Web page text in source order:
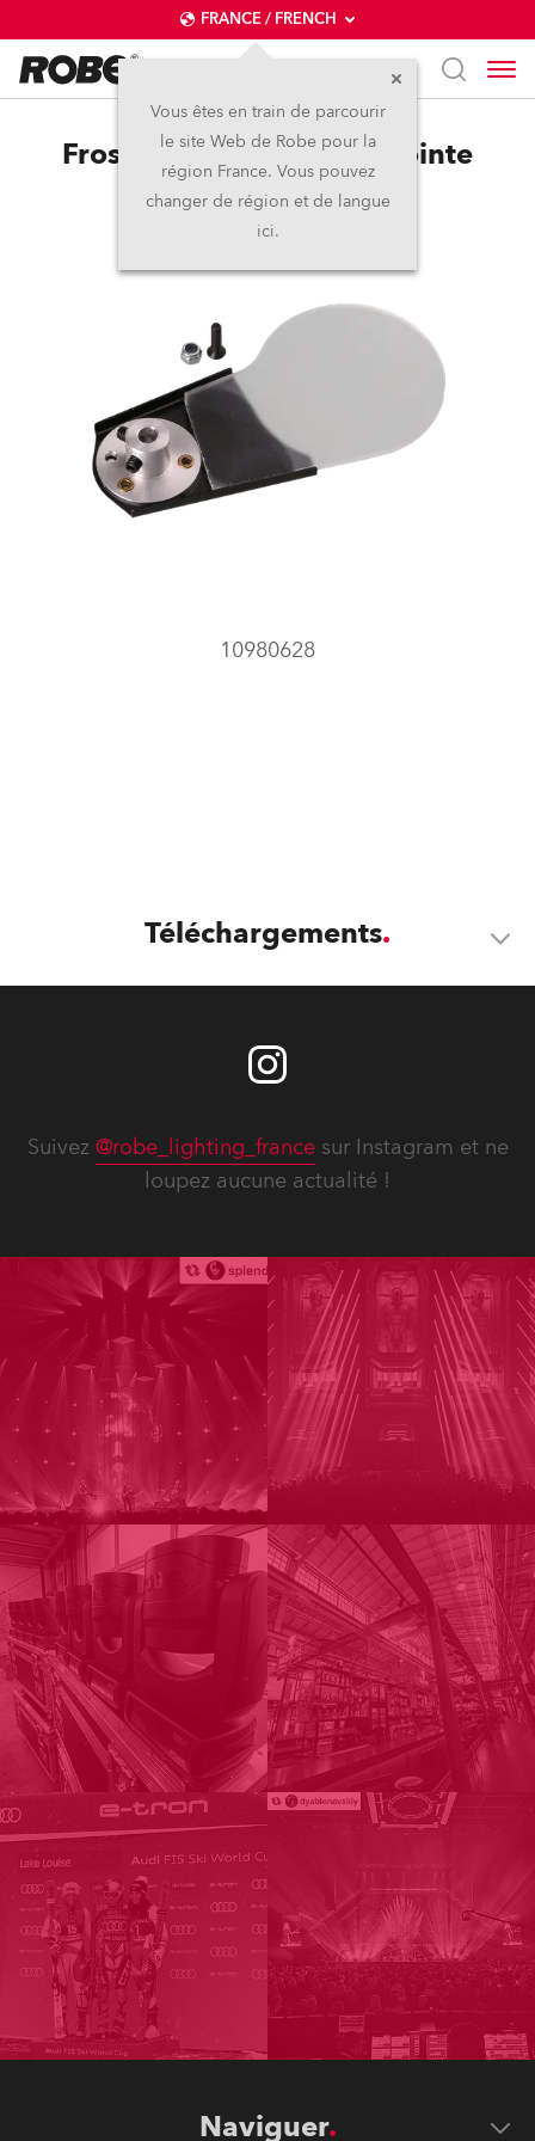
FRANCE / FRENCH
Vous êtes en train de parcourir
le site Web de Robe pour la
région France. Vous pouvez
changer de région et de langue
ici.
Frost 5° (exchange) for Pointe
10980628
Téléchargements
Suivez @robe_lighting_francesur Instagram et ne
loupez aucune actualité !
Naviguer